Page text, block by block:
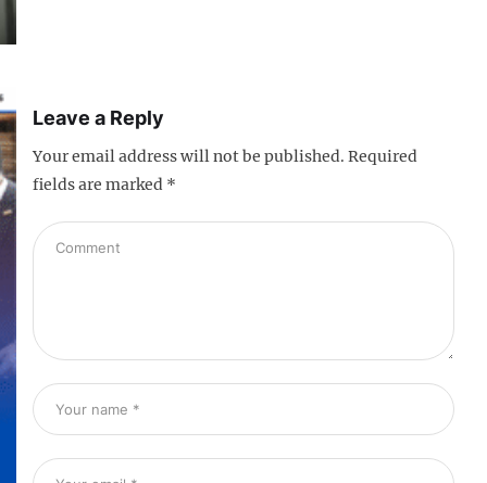
Leave a Reply
Your email address will not be published. Required
fields are marked *